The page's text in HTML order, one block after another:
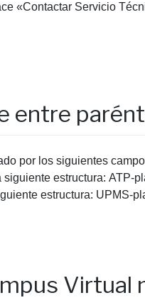
«Contactar Servicio
entre
por los siguientes
estructura: ATP-
estructura: UPMS-
Virtual